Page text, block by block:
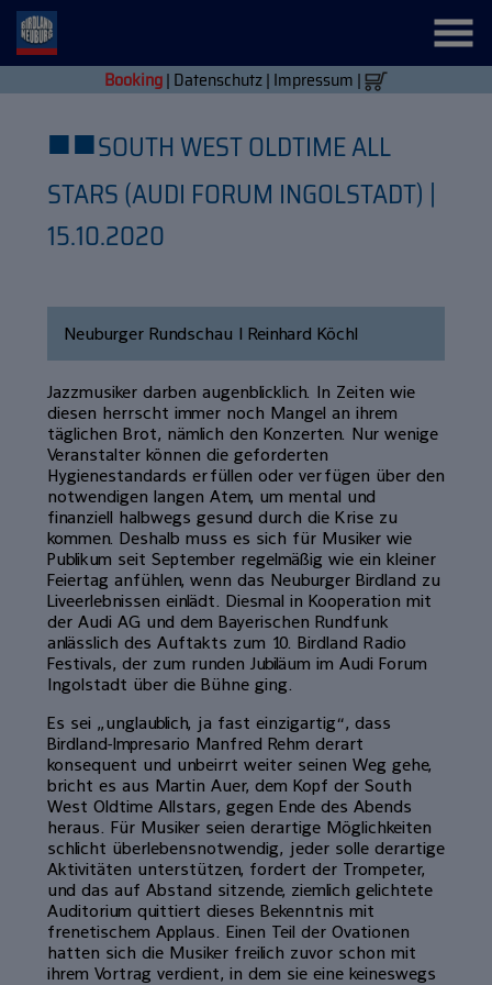
Booking| Datenschutz| Impressum |
■■SOUTH WEST OLDTIME ALL
STARS (AUDI FORUM INGOLSTADT) |
15.10.2020
Neuburger Rundschau | Reinhard Köchl
Jazzmusiker darben augenblicklich. In Zeiten wie
diesen herrscht immer noch Mangel an ihrem
täglichen Brot, nämlich den Konzerten. Nur wenige
Veranstalter können die geforderten
Hygienestandards erfüllen oder verfügen über den
notwendigen langen Atem, um mental und
finanziell halbwegs gesund durch die Krise zu
kommen. Deshalb muss es sich für Musiker wie
Publikum seit September regelmäßig wie ein kleiner
Feiertag anfühlen, wenn das Neuburger Birdland zu
Liveerlebnissen einlädt. Diesmal in Kooperation mit
der Audi AG und dem Bayerischen Rundfunk
anlässlich des Auftakts zum 10. Birdland Radio
Festivals, der zum runden Jubiläum im Audi Forum
Ingolstadt über die Bühne ging.
Es sei „unglaublich, ja fast einzigartig“, dass
Birdland-Impresario Manfred Rehm derart
konsequent und unbeirrt weiter seinen Weg gehe,
bricht es aus Martin Auer, dem Kopf der South
West Oldtime Allstars, gegen Ende des Abends
heraus. Für Musiker seien derartige Möglichkeiten
schlicht überlebensnotwendig, jeder solle derartige
Aktivitäten unterstützen, fordert der Trompeter,
und das auf Abstand sitzende, ziemlich gelichtete
Auditorium quittiert dieses Bekenntnis mit
frenetischem Applaus. Einen Teil der Ovationen
hatten sich die Musiker freilich zuvor schon mit
ihrem Vortrag verdient, in dem sie eine keineswegs